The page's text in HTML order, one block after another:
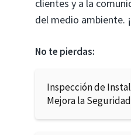
clientes y a la
del medio ambiente.
No te pierdas:
Inspección de
Mejora la